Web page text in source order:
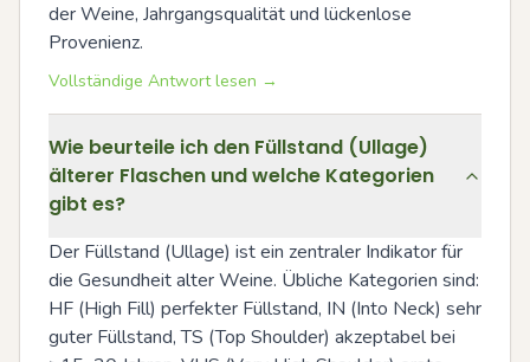
der Weine, Jahrgangsqualität und lückenlose
Provenienz.
Vollständige Antwort lesen →
Wie beurteile ich den Füllstand (Ullage)
älterer Flaschen und welche Kategorien
gibt es?
Der Füllstand (Ullage) ist ein zentraler Indikator für
die Gesundheit alter Weine. Übliche Kategorien sind:
HF (High Fill) perfekter Füllstand, IN (Into Neck) sehr
guter Füllstand, TS (Top Shoulder) akzeptabel bei